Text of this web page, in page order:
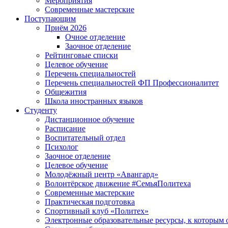
Современные мастерские
Поступающим
Приём 2026
Очное отделение
Заочное отделение
Рейтинговые списки
Целевое обучение
Перечень специальностей
Перечень специальностей ФП Профессионалитет
Общежития
Школа иностранных языков
Студенту
Дистанционное обучение
Расписание
Воспитательный отдел
Психолог
Заочное отделение
Целевое обучение
Молодёжный центр «Авангард»
Волонтёрское движение #СемьяПолитеха
Современные мастерские
Практическая подготовка
Спортивный клуб «Политех»
Электронные образовательные ресурсы, к которым